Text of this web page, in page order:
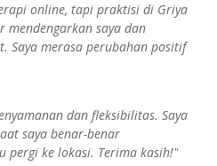
online, tapi praktisi di Griya
mendengarkan saya dan
Saya merasa perubahan positif
dan fleksibilitas. Saya
saya benar-benar
pergi ke lokasi. Terima kasih!"